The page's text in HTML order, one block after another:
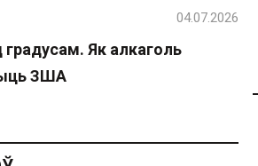
Як алкаголь
ЗША
04.07.2026